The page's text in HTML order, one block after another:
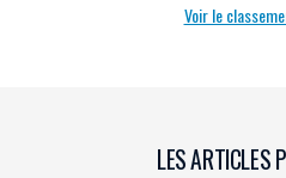
Voir le
LES ARTICLES